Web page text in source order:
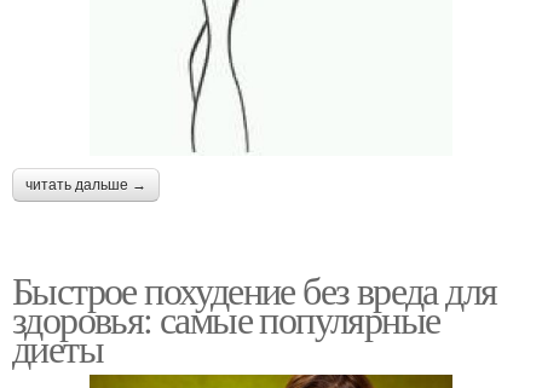
читать дальше →
Быстрое похудение без вреда для
здоровья: самые популярные
диеты